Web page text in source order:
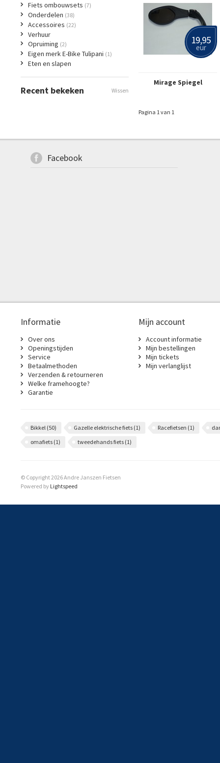
19,95
eur
Mirage Spiegel
Pagina 1 van 1
Fiets ombouwsets (7)
Onderdelen (38)
Accessoires (22)
Verhuur
Opruiming (2)
Eigen merk E-Bike Tulipani (1)
Eten en slapen
Recent bekeken Wissen
Facebook
Informatie
Over ons
Openingstijden
Service
Betaalmethoden
Verzenden & retourneren
Welke framehoogte?
Garantie
Mijn account
Account informatie
Mijn bestellingen
Mijn tickets
Mijn verlanglijst
Bikkel (50) Gazelle elektrische fiets (1) Racefietsen (1)
omafiets (1) tweedehands fiets (1)
© Copyright 2026 Andre Janszen Fietsen
Powered by Lightspeed